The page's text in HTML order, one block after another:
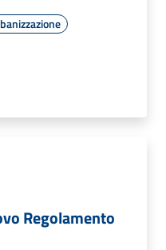
Regolamento